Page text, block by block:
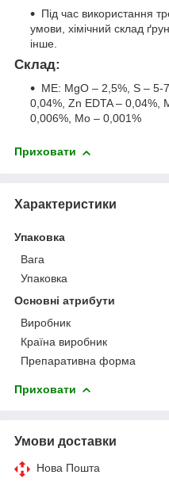
Під час використання
умови, хімічний склад
інше.
Склад:
ME: МgO – 2,5%, S – 5-
0,04%, Zn EDTA – 0,04%,
0,006%, Mo – 0,001%
Приховати
Характеристики
Упаковка
Вага
Упаковка
Основні атрибути
Виробник
Країна виробник
Препаративна форма
Приховати
Умови доставки
Нова Пошта